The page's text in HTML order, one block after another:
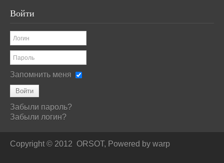
Войти
Запомнить меня
Войти
Забыли пароль?
Забыли логин?
Copyright © 2012 ORSOT, Powered by warp